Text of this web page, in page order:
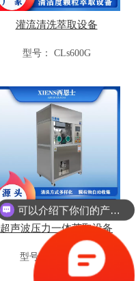
灌流清洗萃取设备
型号： CLs600G
超声波压力一体萃取设备
型号： CLs600PU
可以介绍下你们的产品么？